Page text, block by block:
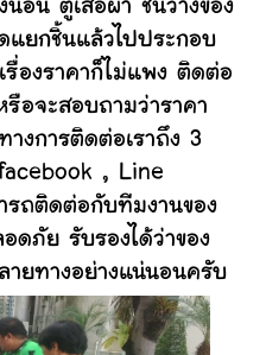
อน ตู้เสื้อผ้า ชั้นวางของ
แยกชิ้นแล้วไปประกอบ
รื่องราคาก็ไม่แพง ติดต่อ
อจะสอบถามว่าราคา
างการติดต่อเราถึง 3
, Line
รถติดต่อกับทีมงานของ
ดภัย รับรองได้ว่าของ
ยทางอย่างแน่นอนครับ